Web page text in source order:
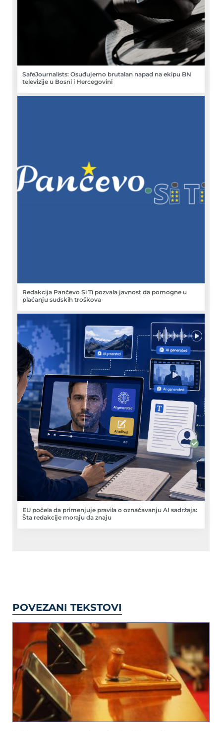
SafeJournalists: Osuđujemo brutalan napad na ekipu BN
televizije u Bosni i Hercegovini
Redakcija Pančevo Si Ti pozvala javnost da pomogne u
plaćanju sudskih troškova
EU počela da primenjuje pravila o označavanju AI sadržaja:
Šta redakcije moraju da znaju
POVEZANI TEKSTOVI